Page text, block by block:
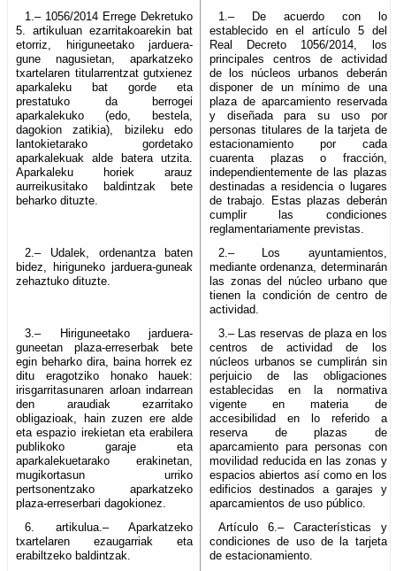
1.– 1056/2014 Errege Dekretuko
5. artikuluan ezarritakoarekin bat
etorriz, hiriguneetako jarduera-
gune nagusietan, aparkatzeko
txartelaren titularrentzat gutxienez
aparkaleku bat gorde eta
prestatuko da berrogei
aparkalekuko (edo, bestela,
dagokion zatikia), bizileku edo
lantokietarako gordetako
aparkalekuak alde batera utzita.
Aparkaleku horiek arauz
aurreikusitako baldintzak bete
beharko dituzte.
1.– De acuerdo con lo
establecido en el artículo 5 del
Real Decreto 1056/2014, los
principales centros de actividad
de los núcleos urbanos deberán
disponer de un mínimo de una
plaza de aparcamiento reservada
y diseñada para su uso por
personas titulares de la tarjeta de
estacionamiento por cada
cuarenta plazas o fracción,
independientemente de las plazas
destinadas a residencia o lugares
de trabajo. Estas plazas deberán
cumplir las condiciones
reglamentariamente previstas.
2.– Udalek, ordenantza baten
bidez, hiriguneko jarduera-guneak
zehaztuko dituzte.
2.– Los ayuntamientos,
mediante ordenanza, determinarán
las zonas del núcleo urbano que
tienen la condición de centro de
actividad.
3.– Hiriguneetako jarduera-
guneetan plaza-erreserbak bete
egin beharko dira, baina horrek ez
ditu eragotziko honako hauek:
irisgarritasunaren arloan indarrean
den araudiak ezarritako
obligazioak, hain zuzen ere alde
eta espazio irekietan eta erabilera
publikoko garaje eta
aparkalekuetarako erakinetan,
mugikortasun urriko
pertsonentzako aparkatzeko
plaza-erreserbari dagokionez.
3.– Las reservas de plaza en los
centros de actividad de los
núcleos urbanos se cumplirán sin
perjuicio de las obligaciones
establecidas en la normativa
vigente en materia de
accesibilidad en lo referido a
reserva de plazas de
aparcamiento para personas con
movilidad reducida en las zonas y
espacios abiertos así como en los
edificios destinados a garajes y
aparcamientos de uso público.
6. artikulua.– Aparkatzeko
txartelaren ezaugarriak eta
erabiltzeko baldintzak.
Artículo 6.– Características y
condiciones de uso de la tarjeta
de estacionamiento.